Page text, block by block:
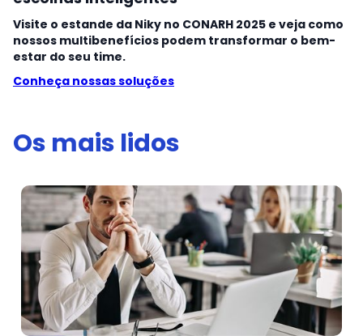
Visite o estande da Niky no CONARH 2025 e veja como
nossos multibenefícios podem transformar o bem-
estar do seu time.
Conheça nossas soluções
Os mais lidos